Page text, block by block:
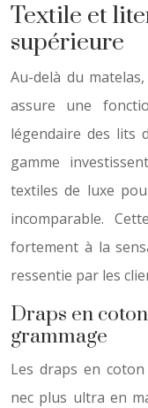
Textile et
supérieure
Au-delà du
assure une
légendaire des lits
gamme
textiles de luxe
incomparable.
fortement à la
ressentie par les
Draps en
grammage
Les draps en
nec plus ultra en